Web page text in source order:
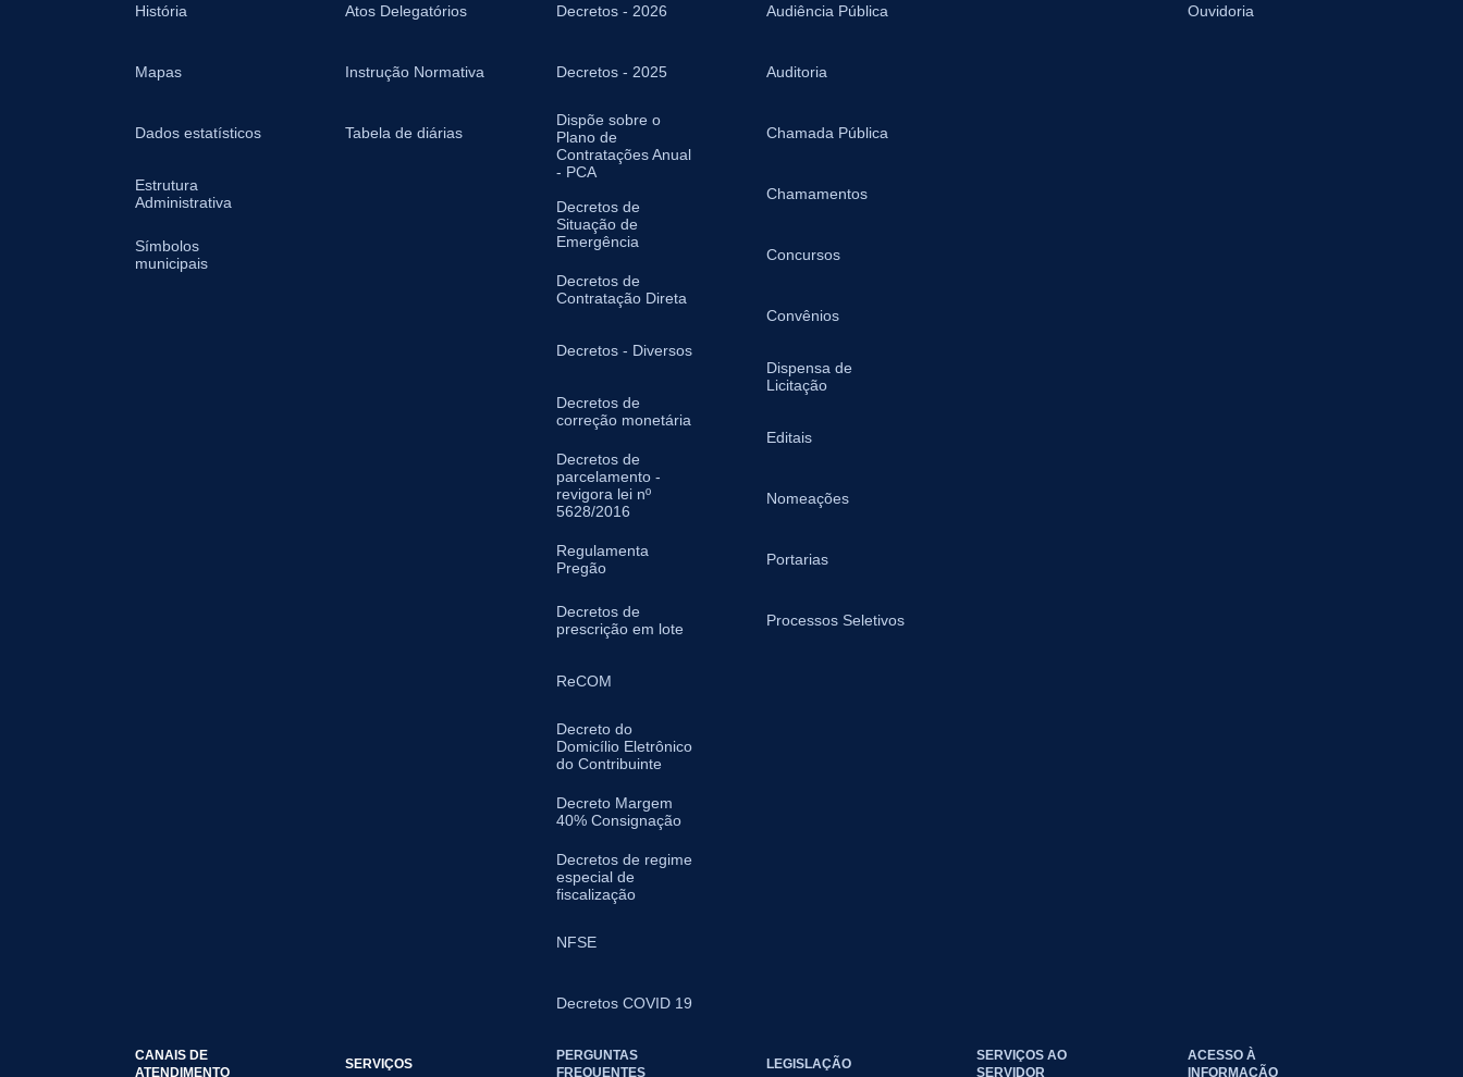
História
Mapas
Dados estatísticos
Estrutura
Administrativa
Símbolos
municipais
Atos Delegatórios
Instrução Normativa
Tabela de diárias
Decretos - 2026
Decretos - 2025
Dispõe sobre o
Plano de
Contratações Anual
- PCA
Decretos de
Situação de
Emergência
Decretos de
Contratação Direta
Decretos - Diversos
Decretos de
correção monetária
Decretos de
parcelamento -
revigora lei nº
5628/2016
Regulamenta
Pregão
Decretos de
prescrição em lote
ReCOM
Decreto do
Domicílio Eletrônico
do Contribuinte
Decreto Margem
40% Consignação
Decretos de regime
especial de
fiscalização
NFSE
Decretos COVID 19
Audiência Pública
Auditoria
Chamada Pública
Chamamentos
Concursos
Convênios
Dispensa de
Licitação
Editais
Nomeações
Portarias
Processos Seletivos
Ouvidoria
CANAIS DE
ATENDIMENTO
SERVIÇOS
PERGUNTAS
FREQUENTES
LEGISLAÇÃO
SERVIÇOS AO
SERVIDOR
ACESSO À
INFORMAÇÃO